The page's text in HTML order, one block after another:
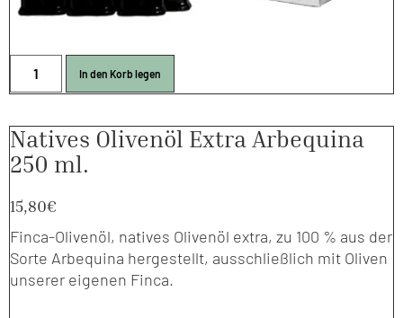
In den Korb legen
Natives Olivenöl Extra Arbequina
250 ml.
15,80€
Finca-Olivenöl, natives Olivenöl extra, zu 100 % aus der
Sorte Arbequina hergestellt, ausschließlich mit Oliven
unserer eigenen Finca.